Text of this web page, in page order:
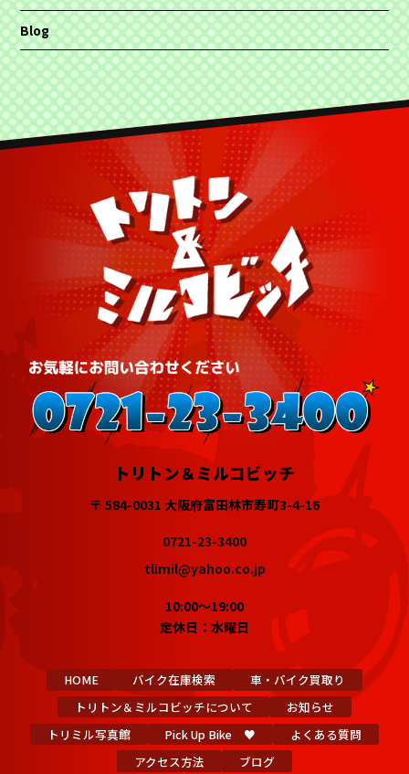
Blog
トリトン＆ミルコビッチ
〒 584-0031 大阪府富田林市寿町3-4-16
0721-23-3400
tlimil@yahoo.co.jp
10:00～19:00
定休日：水曜日
HOME バイク在庫検索
車・バイク買取り
トリトン＆ミルコビッチについて
お知らせ
トリミル写真館
Pick Up Bike ♥
よくある質問
アクセス方法
ブログ